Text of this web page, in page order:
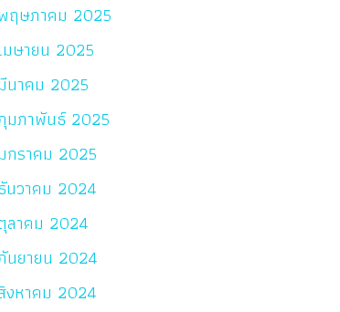
ฤษภาคม 2025
มษายน 2025
นาคม 2025
มภาพันธ์ 2025
กราคม 2025
นวาคม 2024
ลาคม 2024
นยายน 2024
งหาคม 2024